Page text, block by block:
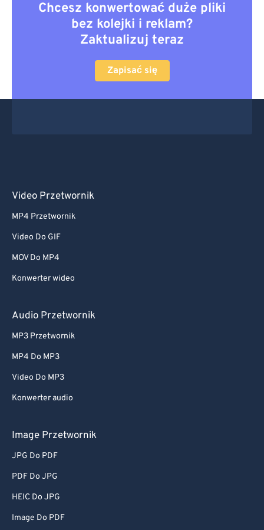
Chcesz konwertować duże pliki
bez kolejki i reklam?
Zaktualizuj teraz
Zapisać się
Video Przetwornik
MP4 Przetwornik
Video Do GIF
MOV Do MP4
Konwerter wideo
Audio Przetwornik
MP3 Przetwornik
MP4 Do MP3
Video Do MP3
Konwerter audio
Image Przetwornik
JPG Do PDF
PDF Do JPG
HEIC Do JPG
Image Do PDF